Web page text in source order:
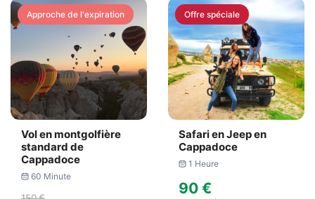
Approche de l'expiration
Vol en montgolfière
standard de
Cappadoce
60 Minute
Offre spéciale
Safari en Jeep en
Cappadoce
1 Heure
90 €